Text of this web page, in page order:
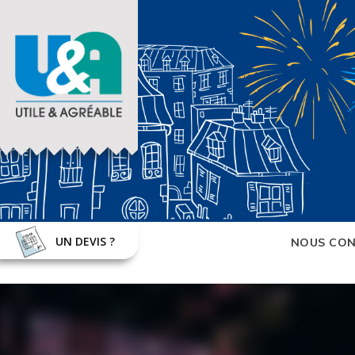
NOUS
UN DEVIS ?